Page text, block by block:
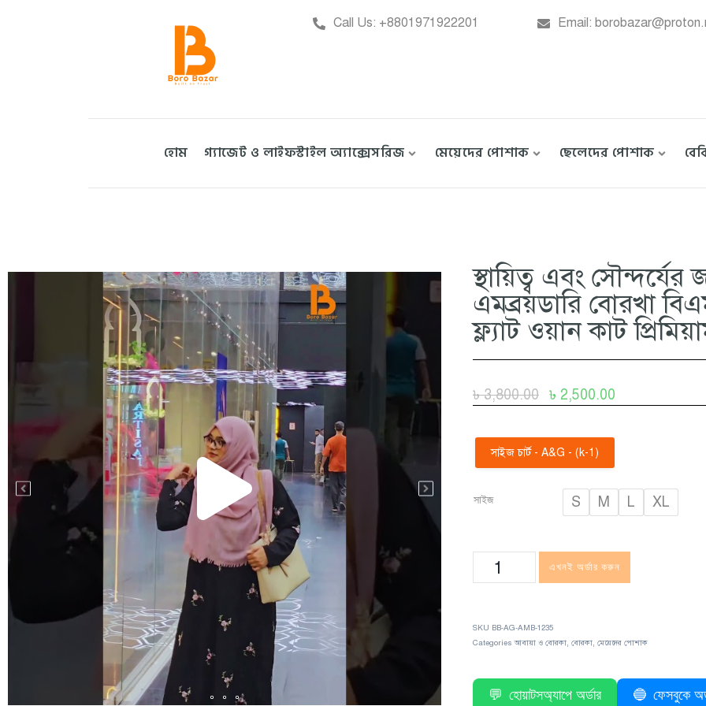
Call Us: +8801971922201 Email:
হোম গ্যাজেট ও লাইফস্টাইল অ্যাক্সেসরিজ মেয়েদের পোশাক ছেলেদের পোশাক
স্থায়িত্ব এবং
এমব্রয়ডারি বোরখা
ফ্ল্যাট ওয়ান কাট
৳3,800.00 ৳ 2,500.00
সাইজ চার্ট - A&G - (k-1)
সাইজ S M L XL
এখনই অর্ডার করুন
SKU BB-AG-AMB-1235
Categories আবায়া ও বোরকা, বোরকা, মেয়েদের পোশাক
💬 হোয়াটসঅ্যাপে অর্ডার 🔵 ফেসবুকে